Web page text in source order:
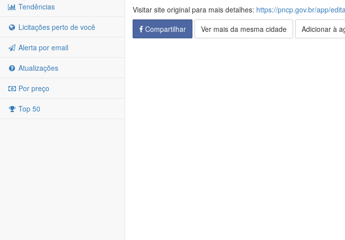
Tendências
Licitações perto de você
Alerta por email
Atualizações
Por preço
Top 50
Visitar site original para mais detalhes: https://pncp.gov.br/app/
Compartilhar
Ver mais da mesma cidade Adicionar à